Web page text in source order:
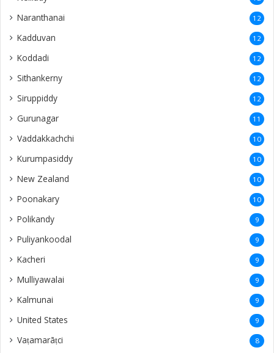
Kurunegala 7
7
7
6
Navanthurai 6
Kollankaladdi 6
Parantan 5
5
Newyork 5
5
paruththurai 4
4
Naaranthanai 4
4
Ezhuthumadduvaal 4
4
4
4